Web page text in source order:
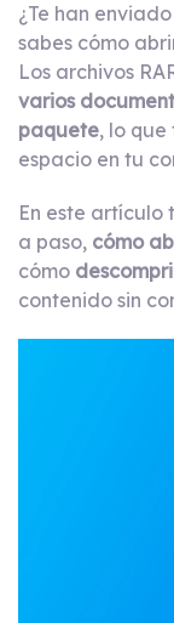
¿Te han
sabes cómo
Los archivos
varios
paquete, lo
espacio en tu
En este artículo
a paso, cómo
cómo
contenido sin